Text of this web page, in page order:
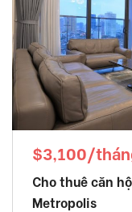
$3,100/
Cho thuê căn
Metropolis